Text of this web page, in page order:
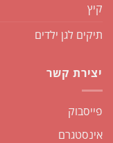
קיץ
תיקים לגן ילדים
יצירת קשר
פייסבוק
אינסטגרם